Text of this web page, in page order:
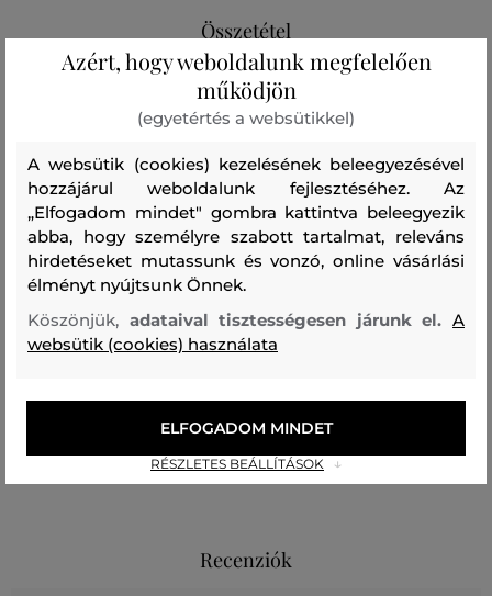
Összetétel
felső anyag
PAMUT
37 % 2 %
ORGANIKUS PAMUT
61 %
Kezelési útmutató
MOSÁS FEHÉRÍTÉS SZÁRÍTÁS VASALÁS TISZTÍTÁS
Recenziók
Azért, hogy weboldalunk megfelelően
működjön
(egyetértés a websütikkel)
A websütik (cookies) kezelésének beleegyezésével
hozzájárul weboldalunk fejlesztéséhez. Az
„Elfogadom mindet" gombra kattintva beleegyezik
abba, hogy személyre szabott tartalmat, releváns
hirdetéseket mutassunk és vonzó, online vásárlási
élményt nyújtsunk Önnek.
Köszönjük, adataival tisztességesen járunk el.A
websütik (cookies) használata
RÉSZLETES BEÁLLÍTÁSOK
ELFOGADOM MINDET